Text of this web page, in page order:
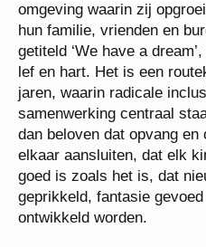
Niet alleen op school, niet
de hele omgeving waarin
wijk, met hun familie,
Koersplan 2030, getiteld
beschrijft deze droom met
routekaart voor de
inclusie, innovatie en
We doen niet minder dan
onderwijs naadloos op
kind ervaart dat het mooi
nieuwsgierigheid wordt